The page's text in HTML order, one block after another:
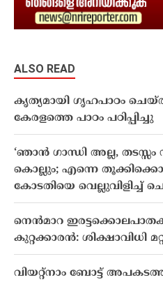
ALSO READ
കൃത്യമായി ഗൃഹപാഠം
കേരളത്തെ പാഠം പഠിപ്പിച്ചു
‘ഞാന്‍ ഗാന്ധി അല്ല,
കൊല്ലും; എന്നെ
കോടതിയെ വെല്ലുവിളിച്ച്
നെന്‍മാറ
കുറ്റക്കാരൻ: ശിക്ഷാവിധി
വിയറ്റ്‌നാം ബോട്ട്